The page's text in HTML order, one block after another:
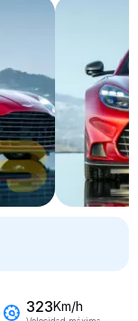
323Km/h